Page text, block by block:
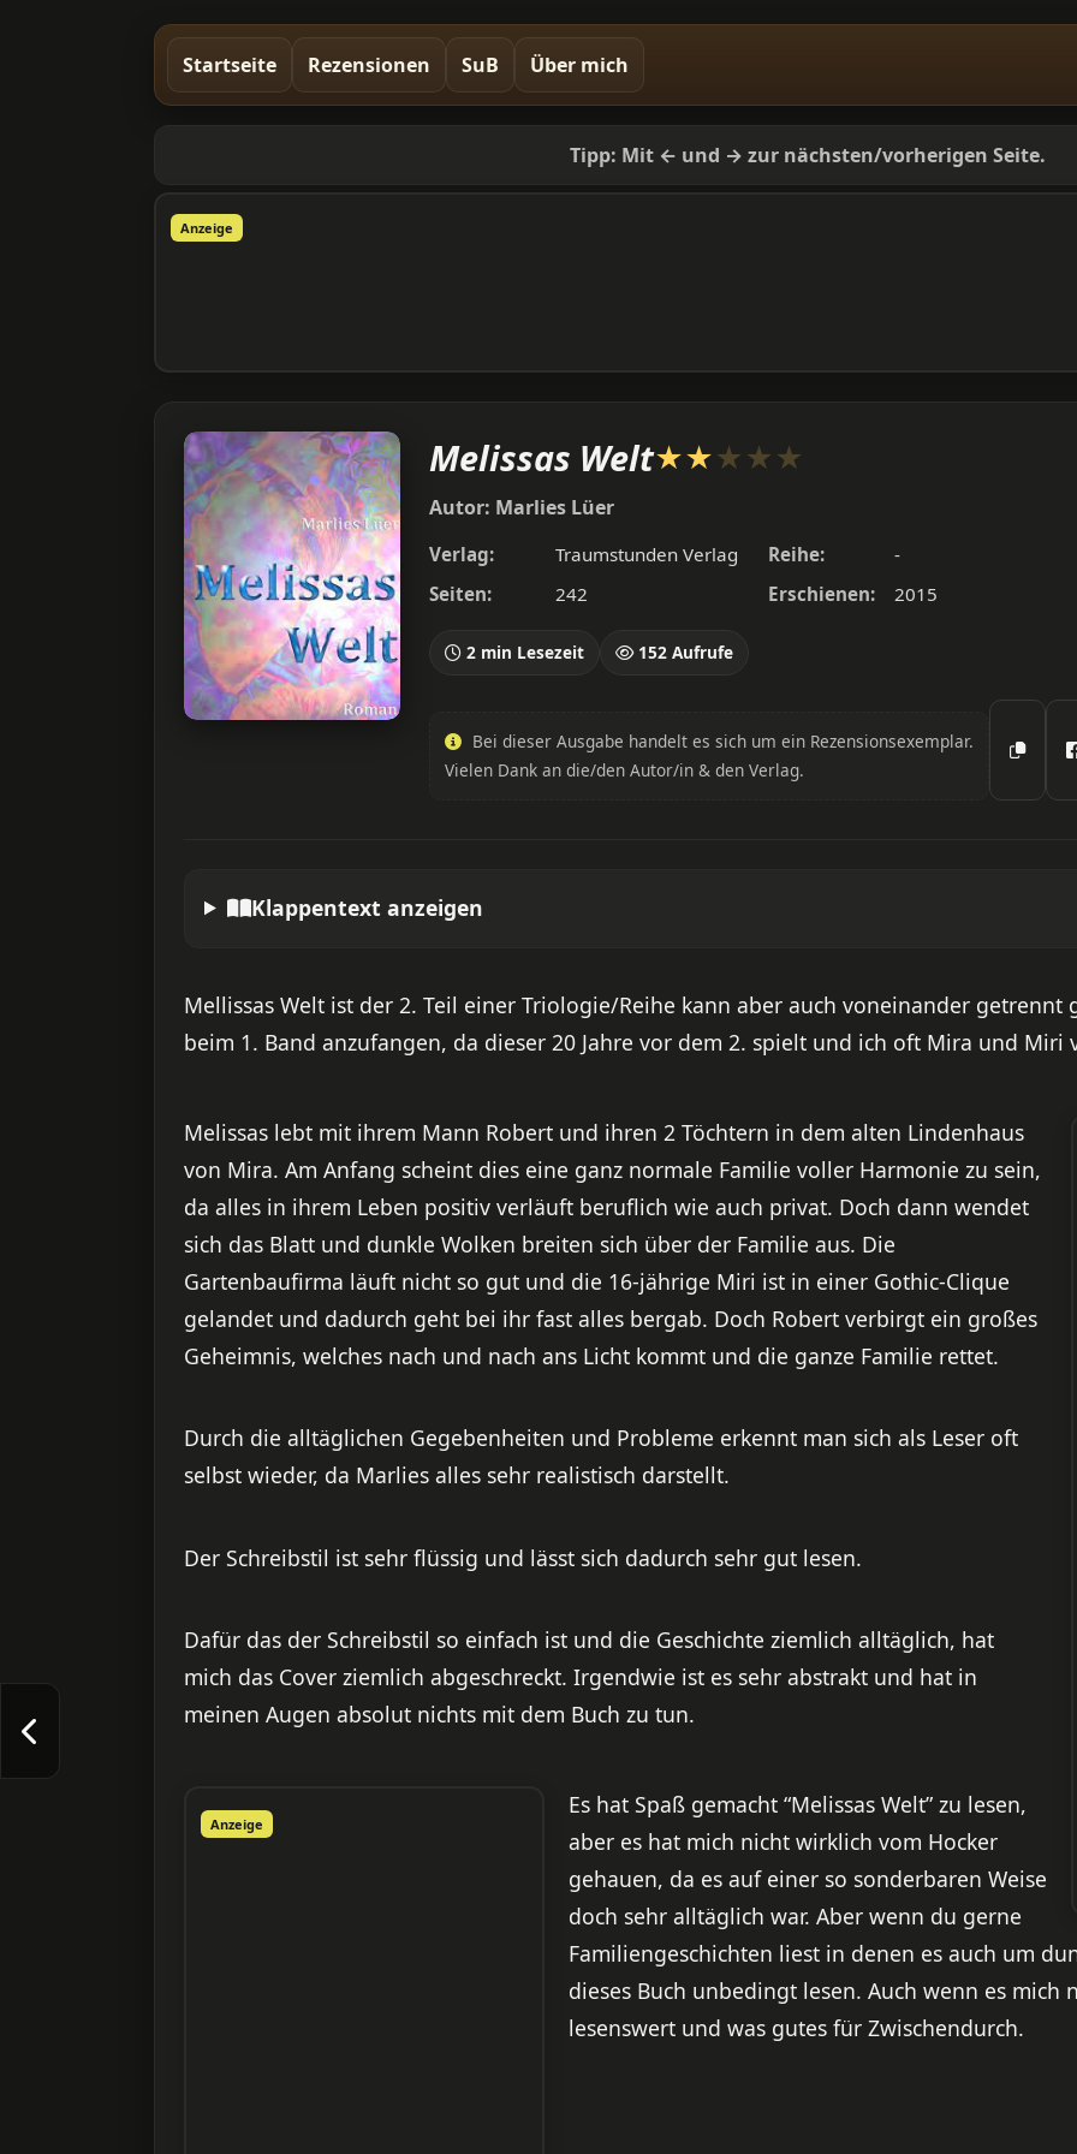
Startseite Rezensionen SuB Über mich
Tipp: Mit ← und → zur nächsten/vorherigen Seite.
Anzeige
Melissas Welt★★★★★
Autor: Marlies Lüer
Verlag: Traumstunden Verlag Reihe: -
Seiten:
242 Erschienen: 2015
2 min Lesezeit 152 Aufrufe
Bei dieser Ausgabe handelt es sich um ein Rezensionsexemplar.
Vielen Dank an die/den Autor/in & den Verlag.
Klappentext anzeigen
Mellissas Welt ist der 2. Teil einer Triologie/Reihe kann aber auch voneinander getrennt
beim 1. Band anzufangen, da dieser 20 Jahre vor dem 2. spielt und ich oft Mira und Miri
Melissas lebt mit ihrem Mann Robert und ihren 2 Töchtern in dem alten Lindenhaus
von Mira. Am Anfang scheint dies eine ganz normale Familie voller Harmonie zu sein,
da alles in ihrem Leben positiv verläuft beruflich wie auch privat. Doch dann wendet
sich das Blatt und dunkle Wolken breiten sich über der Familie aus. Die
Gartenbaufirma läuft nicht so gut und die 16-jährige Miri ist in einer Gothic-Clique
gelandet und dadurch geht bei ihr fast alles bergab. Doch Robert verbirgt ein großes
Geheimnis, welches nach und nach ans Licht kommt und die ganze Familie rettet.
Durch die alltäglichen Gegebenheiten und Probleme erkennt man sich als Leser oft
selbst wieder, da Marlies alles sehr realistisch darstellt.
Der Schreibstil ist sehr flüssig und lässt sich dadurch sehr gut lesen.
Dafür das der Schreibstil so einfach ist und die Geschichte ziemlich alltäglich, hat
mich das Cover ziemlich abgeschreckt. Irgendwie ist es sehr abstrakt und hat in
meinen Augen absolut nichts mit dem Buch zu tun.
Anzeige
Es hat Spaß gemacht “Melissas Welt” zu lesen,
aber es hat mich nicht wirklich vom Hocker
gehauen, da es auf einer so sonderbaren Weise
doch sehr alltäglich war. Aber wenn du gerne
Familiengeschichten liest in denen es auch um
dieses Buch unbedingt lesen. Auch wenn es
lesenswert und was gutes für Zwischendurch.